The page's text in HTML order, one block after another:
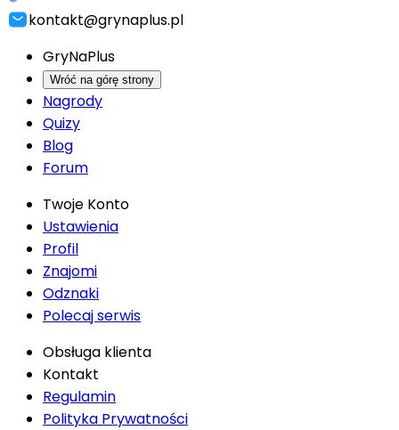
kontakt@grynaplus.pl
GryNaPlus
Wróć na górę strony
Nagrody
Quizy
Blog
Forum
Twoje Konto
Ustawienia
Profil
Znajomi
Odznaki
Polecaj serwis
Obsługa klienta
Kontakt
Regulamin
Polityka Prywatności